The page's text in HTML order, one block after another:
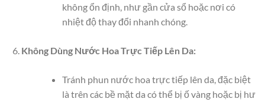
không ổn định, như gần cửa sổ hoặc nơi có
nhiệt độ thay đổi nhanh chóng.
Không Dùng Nước Hoa Trực Tiếp Lên Da:
Tránh phun nước hoa trực tiếp lên da, đặc biệt
là trên các bề mặt da có thể bị ố vàng hoặc bị hư